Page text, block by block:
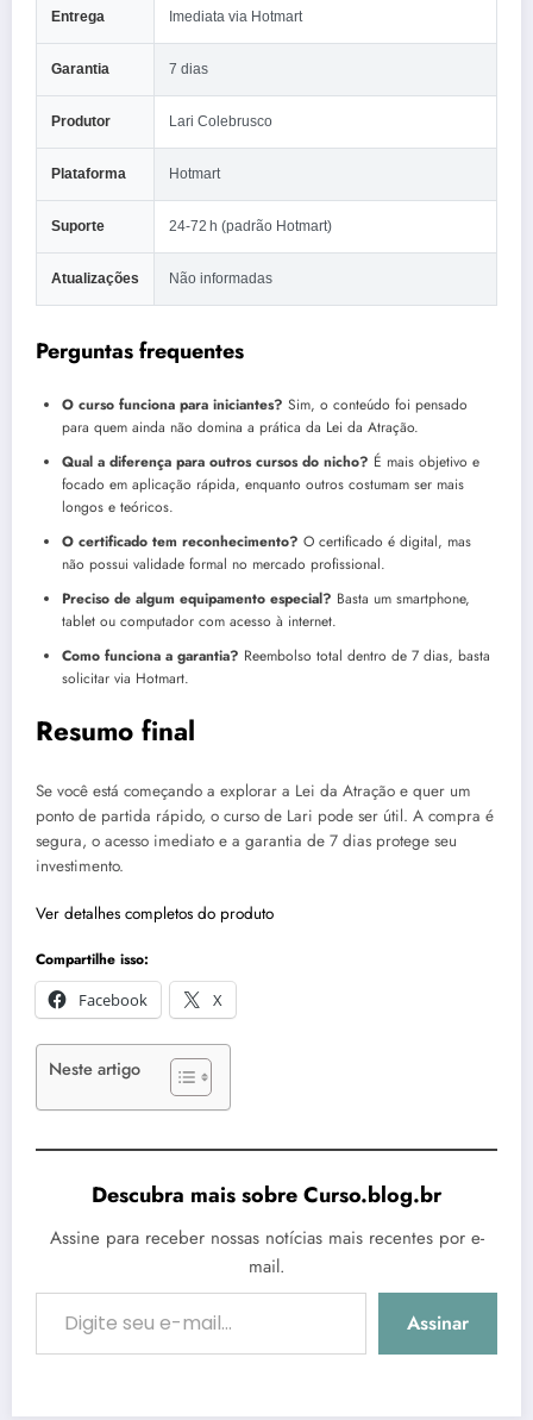
Entrega Imediata via Hotmart
Garantia 7 dias
Produtor Lari Colebrusco
Plataforma Hotmart
Suporte 24‑72 h (padrão Hotmart)
Atualizações Não informadas
Perguntas frequentes
O curso funciona para iniciantes? Sim, o conteúdo foi pensado
para quem ainda não domina a prática da Lei da Atração.
Qual a diferença para outros cursos do nicho? É mais objetivo e
focado em aplicação rápida, enquanto outros costumam ser mais
longos e teóricos.
O certificado tem reconhecimento? O certificado é digital, mas
não possui validade formal no mercado profissional.
Preciso de algum equipamento especial? Basta um smartphone,
tablet ou computador com acesso à internet.
Como funciona a garantia? Reembolso total dentro de 7 dias, basta
solicitar via Hotmart.
Resumo final
Se você está começando a explorar a Lei da Atração e quer um
ponto de partida rápido, o curso de Lari pode ser útil. A compra é
segura, o acesso imediato e a garantia de 7 dias protege seu
investimento.
Ver detalhes completos do produto
Compartilhe isso:
Facebook
X
Neste artigo
Descubra mais sobre Curso.blog.br
Assine para receber nossas notícias mais recentes por e-
mail.
Digite seu e-mail…
Assinar